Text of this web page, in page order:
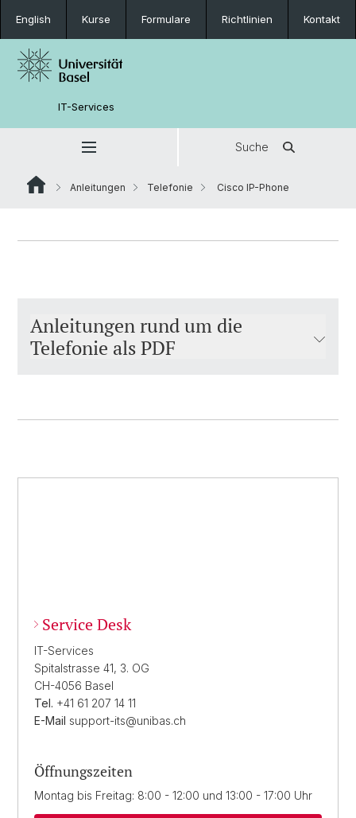
English Kurse Formulare Richtlinien Kontakt
IT-Services
Suche
Anleitungen Telefonie Cisco IP-Phone
Anleitungen rund um die
Telefonie als PDF
Service Desk
IT-Services
Spitalstrasse 41, 3. OG
CH-4056 Basel
Tel. +41 61 207 14 11
E-Mail support-its@unibas.ch
Öffnungszeiten
Montag bis Freitag: 8:00 - 12:00 und 13:00 - 17:00 Uhr